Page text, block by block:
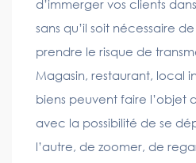
d’immerger vos clients
sans qu’il soit nécessaire
prendre le risque de
Magasin, restaurant, local
biens peuvent faire l’objet
avec la possibilité de se
l’autre, de zoomer, de